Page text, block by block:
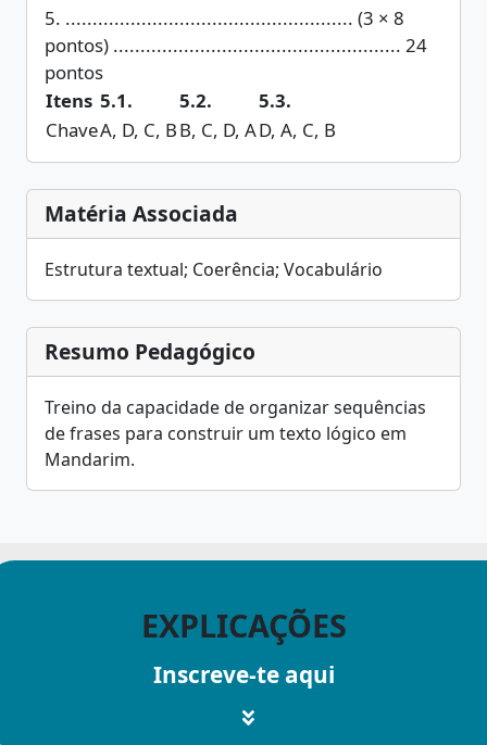
5. ..................................................... (3 × 8
pontos) ..................................................... 24
pontos
Itens 5.1. 5.2.
5.3.
ChaveA, D, C, BB, C, D, AD, A, C, B
Matéria Associada
Estrutura textual; Coerência; Vocabulário
Resumo Pedagógico
Treino da capacidade de organizar sequências
de frases para construir um texto lógico em
Mandarim.
EXPLICAÇÕES
Inscreve-te aqui